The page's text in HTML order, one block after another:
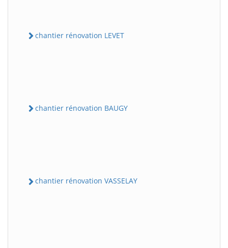
chantier rénovation LEVET
chantier rénovation BAUGY
chantier rénovation VASSELAY